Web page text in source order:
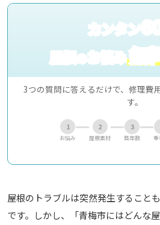
カンタン
屋根のお悩み無
3つの質問に答えるだけで、修理費
す。
1
お悩み
2
屋根素材
3
築年数 重
屋根のトラブルは突然発生すること
です。しかし、「青梅市にはどんな